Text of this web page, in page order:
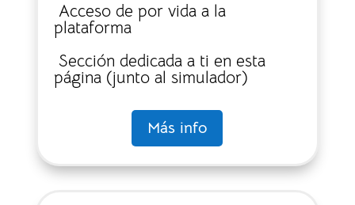
Acceso de por vida a la
plataforma
Sección dedicada a ti en esta
página (junto al simulador)
Más info